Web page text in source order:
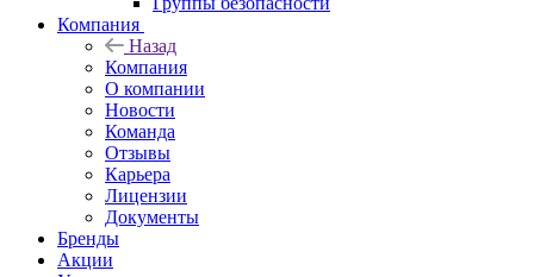
Компания
Назад
Компания
О компании
Новости
Команда
Отзывы
Карьера
Лицензии
Документы
Бренды
Акции